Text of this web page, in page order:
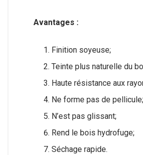
Avantages :
Finition soyeuse;
Teinte plus naturelle du
Haute résistance aux
Ne forme pas de pellicule;
N’est pas glissant;
Rend le bois hydrofuge;
Séchage rapide.